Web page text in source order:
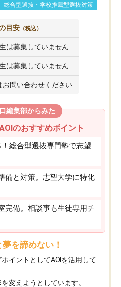
総合型選抜・学校推薦型選抜対策
目安 （税込）
は募集していません
は募集していません
お問い合わせください
編集部からみた
のおすすめポイント
総合型選抜専門塾で志望
備と対策。志望大学に特化
完備。相談事も生徒専用チ
を諦めない！
イントとしてAOIを活用して
変えようとしています。